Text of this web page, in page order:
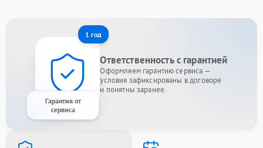
1 год
Гарантия от
сервиса
Ответственность с гарантией
Оформляем гарантию сервиса —
условия зафиксированы в договоре
и понятны заранее.